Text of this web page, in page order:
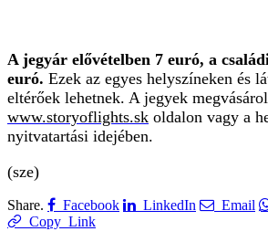
A jegyár elővételben 7 euró, a
euró. Ezek az egyes helyszíneken és
eltérőek lehetnek. A jegyek
www.storyoflights.sk oldalon vagy a
nyitvatartási idejében.
(sze)
Share. Facebook LinkedIn Email
Copy Link